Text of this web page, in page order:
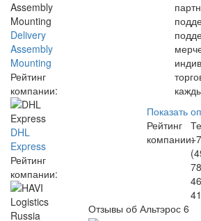
Delivery
Assembly
Mounting
Рейтинг
компании:
DHL
Express
Рейтинг
компании:
Показать
Рейтинг
компании:+7
41
Отзывы об Альтэрос 6